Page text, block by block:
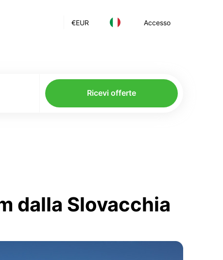
€EUR Accesso
Ricevi offerte
dalla Slovacchia